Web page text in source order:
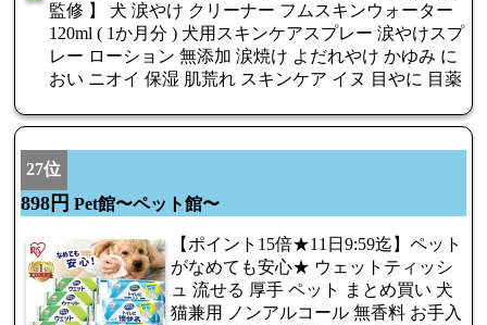
監修 】 犬 涙やけ クリーナー フムスキンウォーター
120ml ( 1か月分 ) 犬用スキンケアスプレー 涙やけスプ
レー ローション 無添加 涙焼け よだれやけ かゆみ に
おい ニオイ 保湿 肌荒れ スキンケア イヌ 目やに 目薬
27位
898円 Pet館〜ペット館〜
【ポイント15倍★11日9:59迄】ペット
がなめても安心★ ウェットティッシ
ュ 流せる 厚手 ペット まとめ買い 犬
猫兼用 ノンアルコール 無香料 お手入